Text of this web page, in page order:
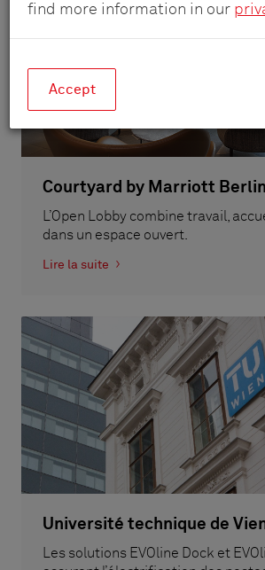
find more information in our
Accept
Courtyard by Marriott Berlin
L’Open Lobby combine travail,
dans un espace ouvert.
Lire la suite
Université technique de
Les solutions EVOline Dock et